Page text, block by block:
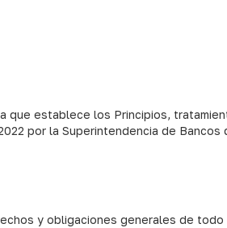
que establece los Principios,
por la Superintendencia de Bancos
y obligaciones generales de